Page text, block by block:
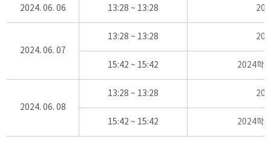
2024. 06. 06 13:28 ~ 13:28
2024. 06. 07
13:28 ~ 13:28
15:42 ~ 15:42 2024학
2024. 06. 08
13:28 ~ 13:28
15:42 ~ 15:42 2024학